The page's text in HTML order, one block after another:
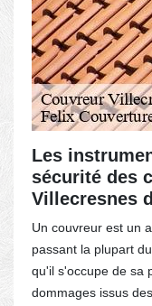
Les
sécurité des
Villecresnes
Un couvreur est un
passant la plupart
qu'il s'occupe de sa
dommages issus